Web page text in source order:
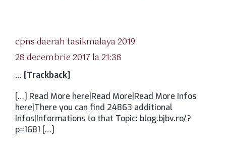
cpns daerah tasikmalaya 2019
28 decembrie 2017 la 21:38
… [Trackback]
[…] Read More here|Read More|Read More Infos
here|There you can find 24863 additional
Infos|Informations to that Topic: blog.bjbv.ro/?
p=1681 […]